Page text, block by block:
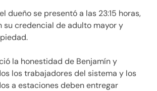
dueño se presentó a las 23:15 horas,
su credencial de adulto mayor y
la honestidad de Benjamín y
los trabajadores del sistema y los
a estaciones deben entregar